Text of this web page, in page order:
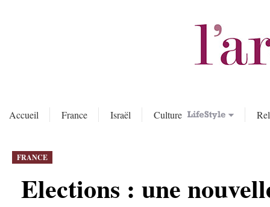
Accueil France Israël Culture
FRANCE
Elections : une